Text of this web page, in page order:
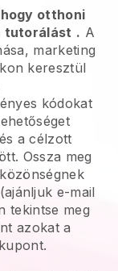
otthoni
tutorálást . A
marketing
keresztül
kódokat
a célzott
Ossza meg
e-mail
tekintse meg
azokat a